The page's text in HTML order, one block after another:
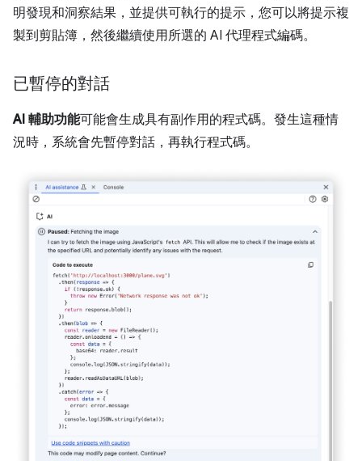
明發現和洞察結果，並提供可執行的提示，您可以將提示複
製到剪貼簿，然後繼續使用所選的 AI 代理程式編碼。
已暫停的對話
AI 輔助功能可能會生成具有副作用的程式碼。發生這種情
況時，系統會先暫停對話，再執行程式碼。